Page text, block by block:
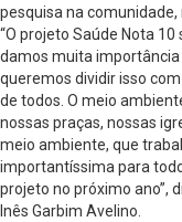
pesquisa na
“O projeto Saúde Nota
damos muita
queremos dividir isso
de todos. O meio
nossas praças, nossas
meio ambiente, que
importantíssima para
projeto no próximo ano”,
Inês Garbim Avelino.